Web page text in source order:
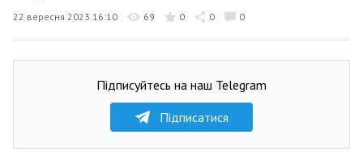
22 вересня 2023 16:10 69 0 0 0
Підписуйтесь на наш Telegram
Підписатися